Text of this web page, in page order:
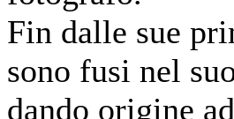
Fin dalle sue
sono fusi nel
dando origine